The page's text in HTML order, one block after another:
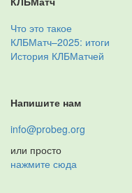
Что это такое
КЛБМатч–2025: итоги
История КЛБМатчей
Напишите нам
info@probeg.org
или просто
нажмите сюда